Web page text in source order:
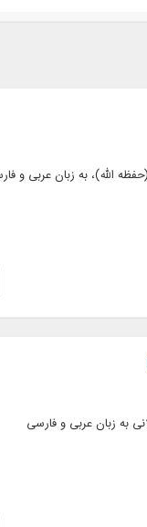
حسینی میلانی (حفظه الله)، به